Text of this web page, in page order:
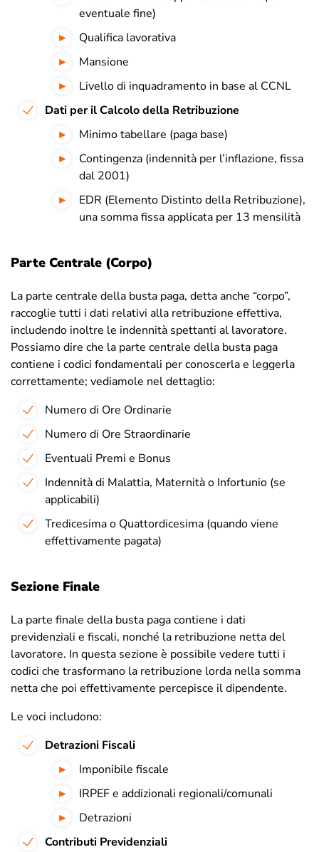
eventuale fine)
Qualifica lavorativa
Mansione
Livello di inquadramento in base al CCNL
Dati per il Calcolo della Retribuzione
Minimo tabellare (paga base)
Contingenza (indennità per l’inflazione, fissa
dal 2001)
EDR (Elemento Distinto della Retribuzione),
una somma fissa applicata per 13 mensilità
Parte Centrale (Corpo)
La parte centrale della busta paga, detta anche “corpo”,
raccoglie tutti i dati relativi alla retribuzione effettiva,
includendo inoltre le indennità spettanti al lavoratore.
Possiamo dire che la parte centrale della busta paga
contiene i codici fondamentali per conoscerla e leggerla
correttamente; vediamole nel dettaglio:
Numero di Ore Ordinarie
Numero di Ore Straordinarie
Eventuali Premi e Bonus
Indennità di Malattia, Maternità o Infortunio (se
applicabili)
Tredicesima o Quattordicesima (quando viene
effettivamente pagata)
Sezione Finale
La parte finale della busta paga contiene i dati
previdenziali e fiscali, nonché la retribuzione netta del
lavoratore. In questa sezione è possibile vedere tutti i
codici che trasformano la retribuzione lorda nella somma
netta che poi effettivamente percepisce il dipendente.
Le voci includono:
Detrazioni Fiscali
Imponibile fiscale
IRPEF e addizionali regionali/comunali
Detrazioni
Contributi Previdenziali